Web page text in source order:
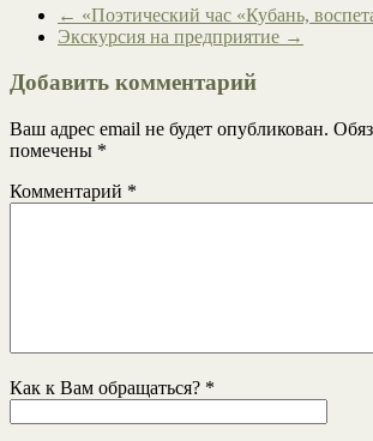
← «Поэтический час «Кубань,
Экскурсия на предприятие →
Добавить комментарий
Ваш адрес email не будет опубликован.
помечены *
Комментарий *
Как к Вам обращаться? *